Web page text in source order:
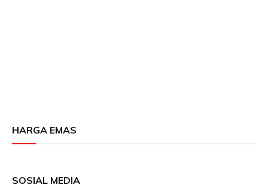
HARGA EMAS
SOSIAL MEDIA